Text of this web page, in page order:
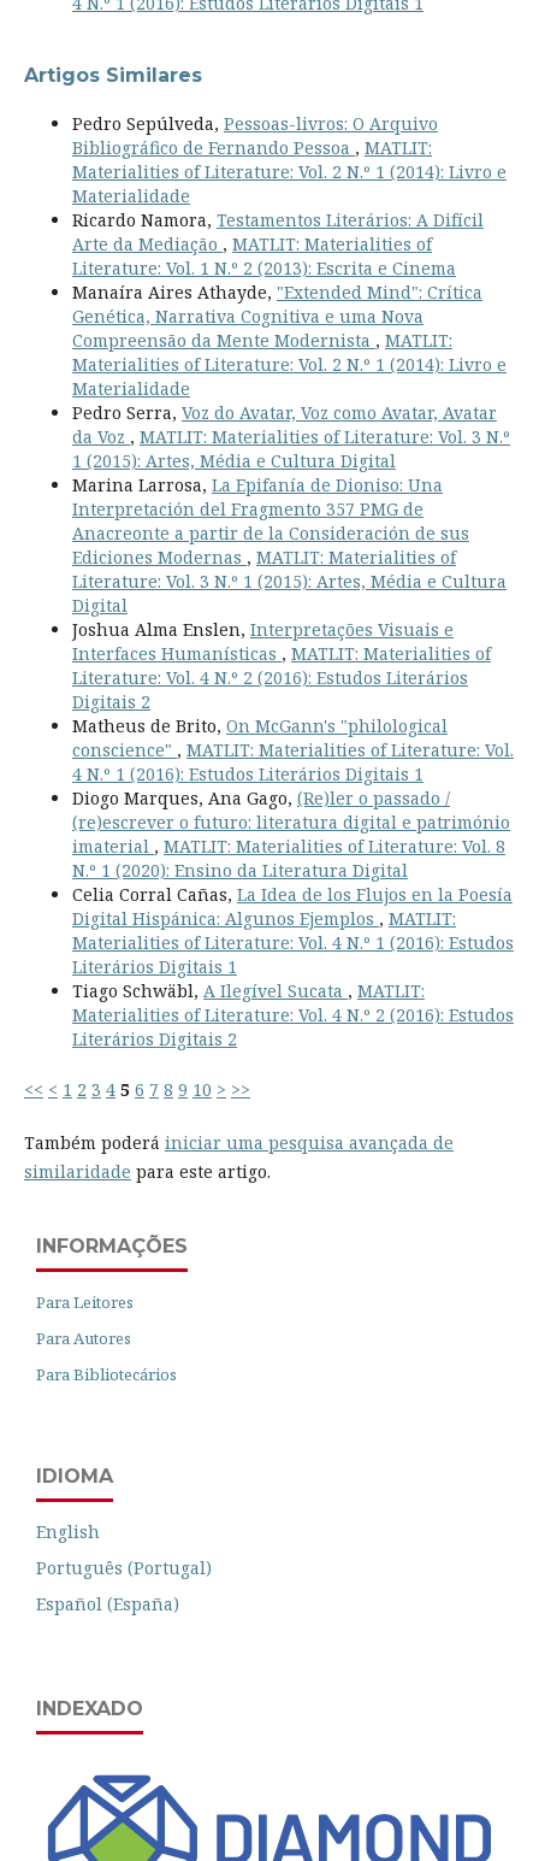
Artigos Similares
Pedro Sepúlveda, Pessoas-livros: O Arquivo
Bibliográfico de Fernando Pessoa , MATLIT:
Materialities of Literature: Vol. 2 N.º 1 (2014): Livro e
Materialidade
Ricardo Namora, Testamentos Literários: A Difícil
Arte da Mediação , MATLIT: Materialities of
Literature: Vol. 1 N.º 2 (2013): Escrita e Cinema
Manaíra Aires Athayde, "Extended Mind": Crítica
Genética, Narrativa Cognitiva e uma Nova
Compreensão da Mente Modernista , MATLIT:
Materialities of Literature: Vol. 2 N.º 1 (2014): Livro e
Materialidade
Pedro Serra, Voz do Avatar, Voz como Avatar, Avatar
da Voz , MATLIT: Materialities of Literature: Vol. 3 N.º
1 (2015): Artes, Média e Cultura Digital
Marina Larrosa, La Epifanía de Dioniso: Una
Interpretación del Fragmento 357 PMG de
Anacreonte a partir de la Consideración de sus
Ediciones Modernas , MATLIT: Materialities of
Literature: Vol. 3 N.º 1 (2015): Artes, Média e Cultura
Digital
Joshua Alma Enslen, Interpretações Visuais e
Interfaces Humanísticas , MATLIT: Materialities of
Literature: Vol. 4 N.º 2 (2016): Estudos Literários
Digitais 2
Matheus de Brito, On McGann's "philological
conscience" , MATLIT: Materialities of Literature: Vol.
4 N.º 1 (2016): Estudos Literários Digitais 1
Diogo Marques, Ana Gago, (Re)ler o passado /
(re)escrever o futuro: literatura digital e património
imaterial , MATLIT: Materialities of Literature: Vol. 8
N.º 1 (2020): Ensino da Literatura Digital
Celia Corral Cañas, La Idea de los Flujos en la Poesía
Digital Hispánica: Algunos Ejemplos , MATLIT:
Materialities of Literature: Vol. 4 N.º 1 (2016): Estudos
Literários Digitais 1
Tiago Schwäbl, A Ilegível Sucata , MATLIT:
Materialities of Literature: Vol. 4 N.º 2 (2016): Estudos
Literários Digitais 2
<< < 1 2 3 4 5 6 7 8 9 10 > >>
Também poderá iniciar uma pesquisa avançada de
similaridade para este artigo.
INFORMAÇÕES
Para Leitores
Para Autores
Para Bibliotecários
IDIOMA
English
Português (Portugal)
Español (España)
INDEXADO